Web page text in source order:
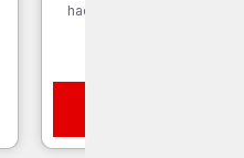
haciendo clic en el botón